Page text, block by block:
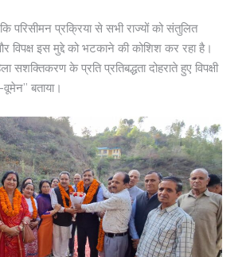
परिसीमन प्रक्रिया से सभी राज्यों को संतुलित
विपक्ष इस मुद्दे को भटकाने की कोशिश कर रहा है।
सशक्तिकरण के प्रति प्रतिबद्धता दोहराते हुए विपक्षी
बताया।